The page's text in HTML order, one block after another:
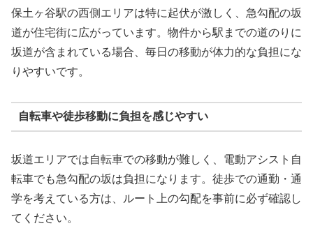
保土ヶ谷駅の西側エリアは特に起伏が激しく、急勾配の坂
道が住宅街に広がっています。物件から駅までの道のりに
坂道が含まれている場合、毎日の移動が体力的な負担にな
りやすいです。
自転車や徒歩移動に負担を感じやすい
坂道エリアでは自転車での移動が難しく、電動アシスト自
転車でも急勾配の坂は負担になります。徒歩での通勤・通
学を考えている方は、ルート上の勾配を事前に必ず確認し
てください。